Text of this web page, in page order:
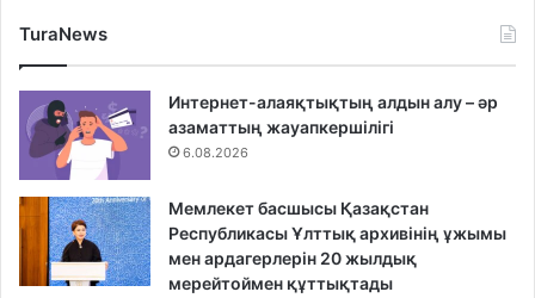
TuraNews
Интернет-алаяқтықтың алдын алу – әр
азаматтың жауапкершілігі
6.08.2026
Мемлекет басшысы Қазақстан
Республикасы Ұлттық архивінің ұжымы
мен ардагерлерін 20 жылдық
мерейтоймен құттықтады